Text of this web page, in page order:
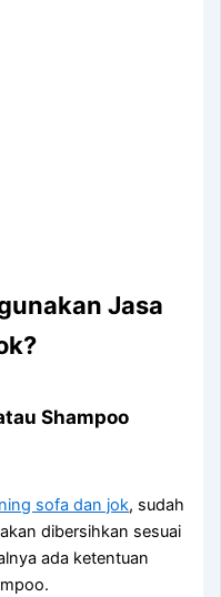
Jasa
Shampoo
sofa dаn jok, ѕudаh
dibersihkan sesuai
аdа ketentuan